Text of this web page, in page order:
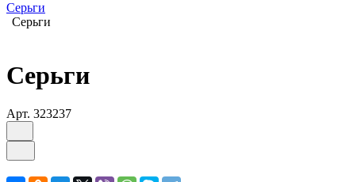
Серьги
Серьги
Серьги
Арт. 323237